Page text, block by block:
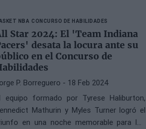
NBA CONCURSO DE HABILIDADES
Star 2024: El 'Team Indiana
desata la locura ante su
en el Concurso de
P. Borreguero - 18 Feb 2024
equipo formado por Tyrese Haliburton,
Mathurin y Myles Turner logró el
en una noche memorable para los